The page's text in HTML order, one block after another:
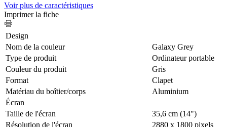
Voir plus de caractéristiques
Imprimer la fiche
Design
Nom de la couleur
Galaxy Grey
Type de produit
Ordinateur portable
Couleur du produit
Gris
Format
Clapet
Matériau du boîtier/corps
Aluminium
Écran
Taille de l'écran
35,6 cm (14")
Résolution de l'écran
2880 x 1800 pixels